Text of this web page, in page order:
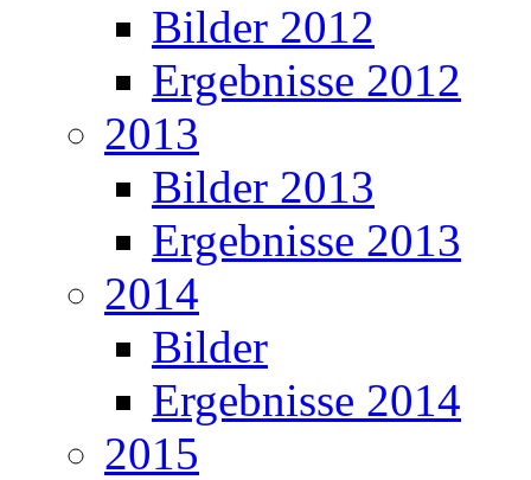
Bilder 2012
Ergebnisse 2012
2013
Bilder 2013
Ergebnisse 2013
2014
Bilder
Ergebnisse 2014
2015